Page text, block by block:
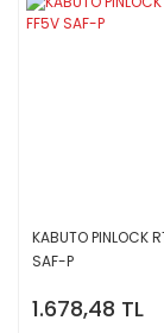
KABUTO PINLOCK
SAF-P
1.678,48 TL